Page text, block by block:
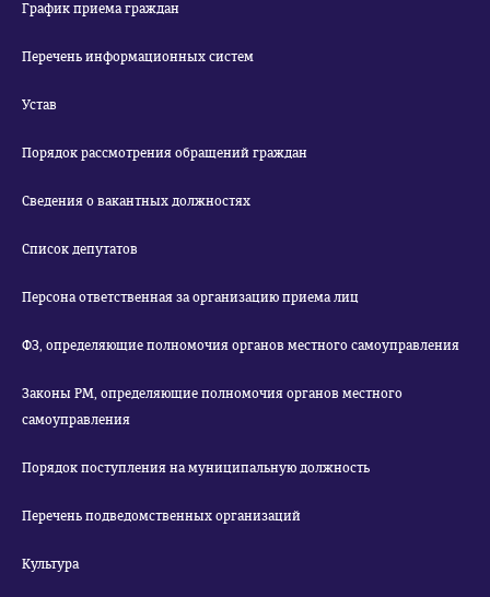
График приема граждан
Перечень информационных систем
Устав
Порядок рассмотрения обращений граждан
Сведения о вакантных должностях
Список депутатов
Персона ответственная за организацию приема лиц
ФЗ, определяющие полномочия органов местного самоуправления
Законы РМ, определяющие полномочия органов местного
самоуправления
Порядок поступления на муниципальную должность
Перечень подведомственных организаций
Культура